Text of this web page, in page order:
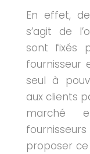
En effet,
s’agit de
sont fixés
fournisseur
seul à
aux clients
marché
proposer ce